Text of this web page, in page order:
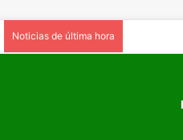
Noticias de última hora